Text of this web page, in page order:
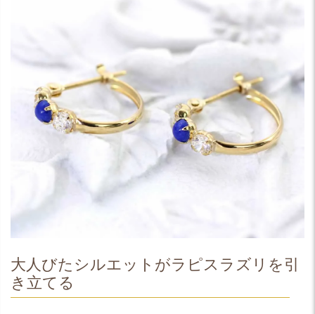
大人びたシルエットがラピスラズリを引
き立てる